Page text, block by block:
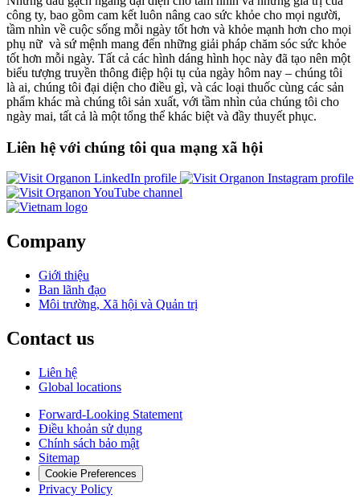
công ty, bao gồm cam kết luôn nâng cao sức khỏe cho mọi người,
tầm nhìn về cuộc sống mỗi ngày tốt hơn và khỏe mạnh hơn cho mọi
phụ nữ và sứ mệnh mang đến những giải pháp chăm sóc sức khỏe
tốt hơn mỗi ngày. Tất cả các hình dáng hình học này đã tạo nên một
biểu tượng truyền thông điệp hội tụ của ngày hôm nay – chúng tôi
là ai, chúng tôi đại diện cho điều gì, và các loại thuốc cùng các sản
phẩm khác mà chúng tôi sản xuất, với tầm nhìn của chúng tôi cho
ngày mai, tất cả là một tổng thể khác biệt và đầy thuyết phục.
Liên hệ với chúng tôi qua mạng xã hội
Opens
a
Opens
a
window
Company
Giới thiệu
Ban lãnh đạo
Môi trường, Xã hội và Quản trị
Contact us
Liên hệ
Global locations
Forward-Looking Statement
Điều khoản sử dụng
Chính sách bảo mật
Sitemap
Cookie Preferences
Privacy Policy